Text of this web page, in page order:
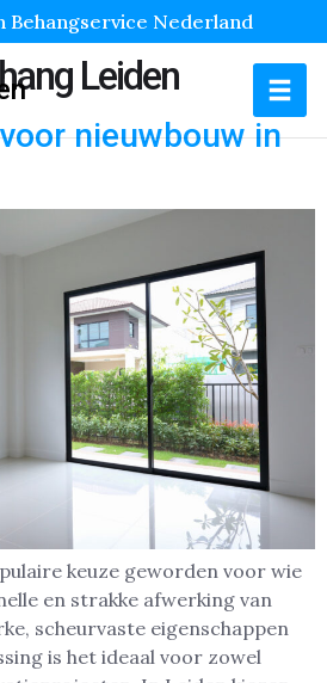
Behangservice Nederland
Leiden
nieuwbouw in
keuze geworden voor wie
en strakke afwerking van
scheurvaste eigenschappen
is het ideaal voor zowel